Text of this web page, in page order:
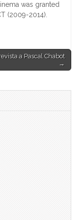
was granted
(2009-2014).
a Pascal Chabot
→